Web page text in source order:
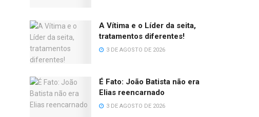
A Vítima e o Líder da seita,
tratamentos diferentes!
3 DE AGOSTO DE 2026
É Fato: João Batista não era
Elias reencarnado
3 DE AGOSTO DE 2026